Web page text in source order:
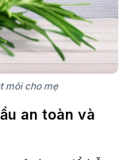
mỏi cho mẹ
an toàn và